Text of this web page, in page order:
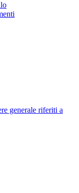
generale riferiti a